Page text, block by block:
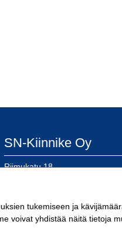
SN-Kiinnike Oy
Riimukatu 18
SN-Kiinnike
tukemiseen ja
voivat yhdistää näitä tietoja